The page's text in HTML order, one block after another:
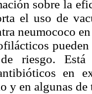
sobre la
el uso de
neumococo
riesgo.
en
y en algunas